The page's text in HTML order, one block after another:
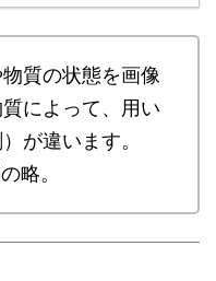
質の状態を画像
によって、用い
が違います。
略。